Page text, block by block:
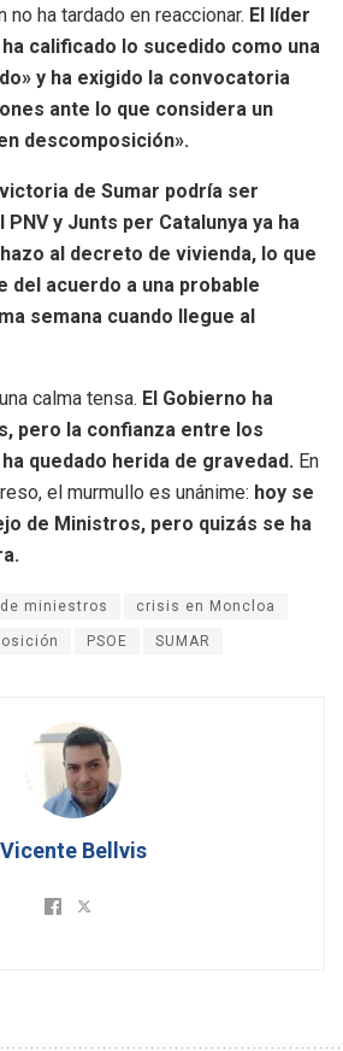
ha tardado en reaccionar. El líder
calificado lo sucedido como una
y ha exigido la convocatoria
ante lo que considera un
descomposición».
de Sumar podría ser
y Junts per Catalunya ya ha
al decreto de vivienda, lo que
del acuerdo a una probable
semana cuando llegue al
calma tensa. El Gobierno ha
pero la confianza entre los
quedado herida de gravedad. En
el murmullo es unánime: hoy se
de Ministros, pero quizás se ha
miniestros crisis en Moncloa
PSOE SUMAR
Vicente Bellvis